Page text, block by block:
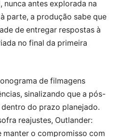
nunca antes explorada na
parte, a produção sabe que
de entregar respostas à
no final da primeira
de filmagens
sinalizando que a pós-
do prazo planejado.
reajustes, Outlander:
manter o compromisso com